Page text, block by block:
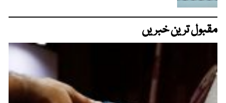
مقبول ترین خبریں